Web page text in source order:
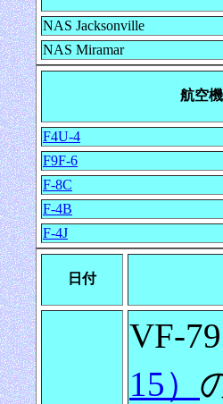
NAS Jacksonville
NAS Miramar
航空
F4U-4
F9F-6
F-8C
F-4B
F-4J
日付
VF-
15）